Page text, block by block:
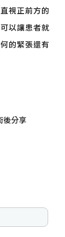
視正前方的
以讓患者就
的緊張還有
後分享